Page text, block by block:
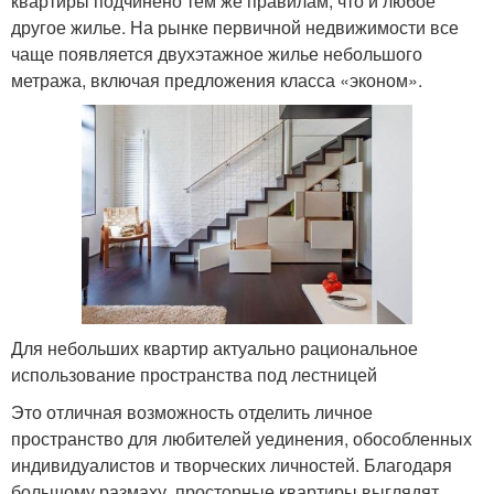
другое жилье. На рынке первичной недвижимости все
чаще появляется двухэтажное жилье небольшого
метража, включая предложения класса «эконом».
Для небольших квартир актуально рациональное
использование пространства под лестницей
Это отличная возможность отделить личное
пространство для любителей уединения, обособленных
индивидуалистов и творческих личностей. Благодаря